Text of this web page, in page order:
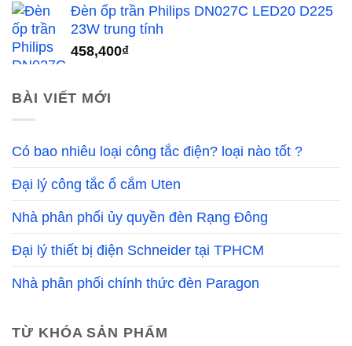
Đèn ốp trần Philips DN027C LED20 D225
23W trung tính
458,400₫
BÀI VIẾT MỚI
Có bao nhiêu loại công tắc điện? loại nào tốt ?
Đại lý công tắc ổ cắm Uten
Nhà phân phối ủy quyền đèn Rạng Đông
Đại lý thiết bị điện Schneider tại TPHCM
Nhà phân phối chính thức đèn Paragon
TỪ KHÓA SẢN PHẨM